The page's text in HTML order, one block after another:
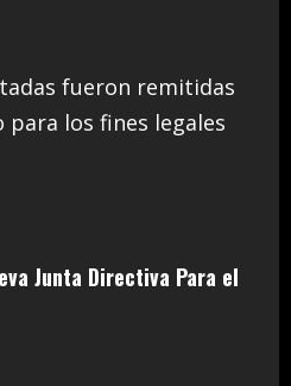
fueron remitidas
los fines legales
Junta Directiva Para el